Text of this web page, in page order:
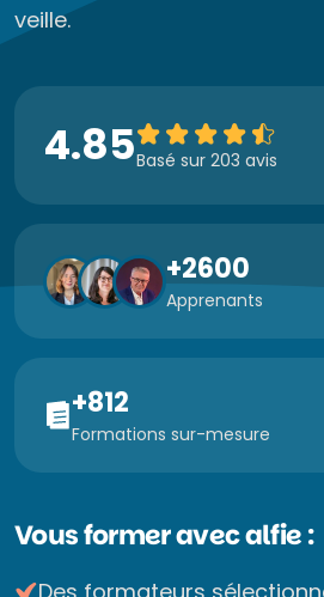
veille.
4.85Basé sur 203 avis
+2600
Apprenants
+812
Formations sur-mesure
Vous former avec alfie :